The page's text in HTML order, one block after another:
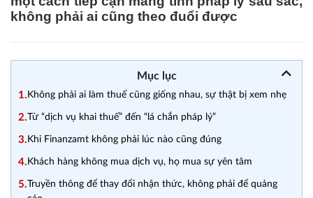
không phải ai cũng theo đuổi được
Mục lục
1. Không phải ai làm thuế cũng giống nhau, sự thật bị xem nhẹ
2.Từ “dịch vụ khai thuế” đến “lá chắn pháp lý”
3. Khi Finanzamt không phải lúc nào cũng đúng
4. Khách hàng không mua dịch vụ, họ mua sự yên tâm
5.Truyền thông để thay đổi nhận thức, không phải để quảng